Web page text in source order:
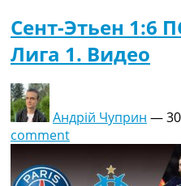
Сент-Этьен 1:6
Лига 1. Видео
Андрій Чуприн —
comment